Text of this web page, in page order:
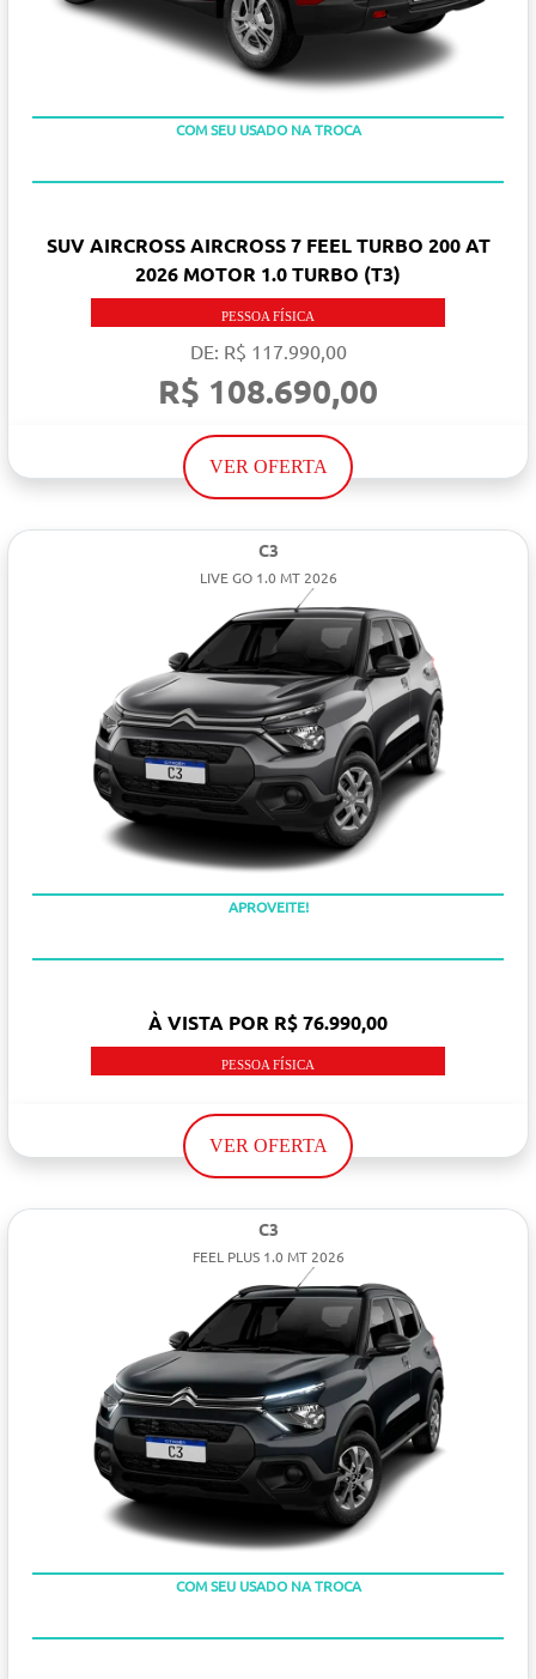
TAXA ZERO EM 12X
SUV AIRCROSS AIRCROSS 7 FEEL TURBO 200 AT
2026 MOTOR 1.0 TURBO (T3)
PESSOA FÍSICA
DE: R$ 117.990,00
R$ 108.690,00
VER OFERTA
C3
LIVE GO 1.0 MT 2026
APROVEITE!
À VISTA POR R$ 76.990,00
PESSOA FÍSICA
VER OFERTA
C3
FEEL PLUS 1.0 MT 2026
TAXA ZERO